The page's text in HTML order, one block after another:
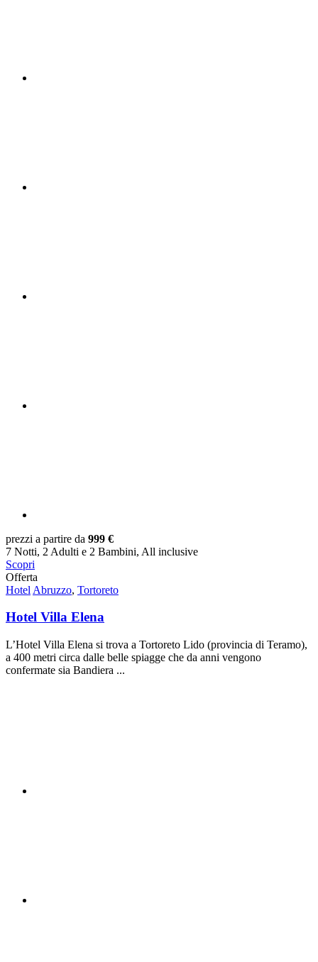
prezzi a partire da 999 €
7 Notti, 2 Adulti e 2 Bambini, All inclusive
Scopri
Offerta
Hotel Abruzzo, Tortoreto
Hotel Villa Elena
L’Hotel Villa Elena si trova a Tortoreto Lido (provincia di Teramo),
a 400 metri circa dalle belle spiagge che da anni vengono
confermate sia Bandiera ...